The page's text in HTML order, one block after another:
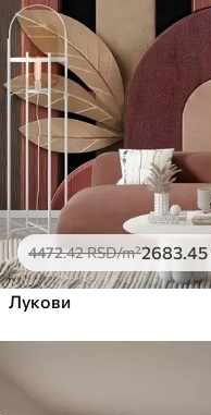
4472.42RSD/m²2683.45
Лукови